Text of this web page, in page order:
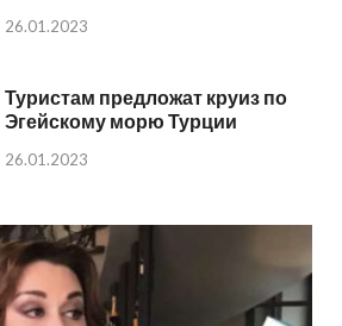
26.01.2023
Туристам предложат круиз по
Эгейскому морю Турции
26.01.2023